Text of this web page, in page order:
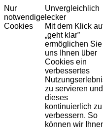
Nur
notwendige
Cookies
Unvergleichlich
lecker
Mit dem Klick
„geht klar”
ermöglichen Sie
uns Ihnen über
Cookies ein
verbessertes
zu servieren und
dieses
kontinuierlich zu
verbessern. So
können wir